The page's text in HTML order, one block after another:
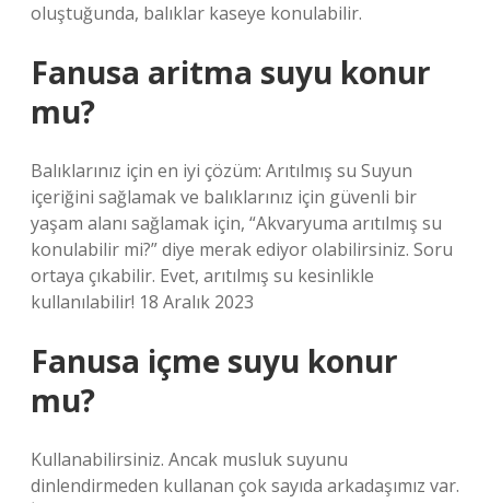
oluştuğunda, balıklar kaseye konulabilir.
Fanusa aritma suyu konur
mu?
Balıklarınız için en iyi çözüm: Arıtılmış su Suyun
içeriğini sağlamak ve balıklarınız için güvenli bir
yaşam alanı sağlamak için, “Akvaryuma arıtılmış su
konulabilir mi?” diye merak ediyor olabilirsiniz. Soru
ortaya çıkabilir. Evet, arıtılmış su kesinlikle
kullanılabilir! 18 Aralık 2023
Fanusa içme suyu konur
mu?
Kullanabilirsiniz. Ancak musluk suyunu
dinlendirmeden kullanan çok sayıda arkadaşımız var.